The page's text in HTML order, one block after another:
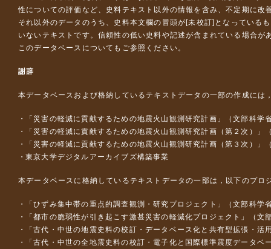
性についての評価など、史料テキスト以外の情報を含み、不定期に改
それ以外のデータのうち、史料本文欄の冒頭が[未校訂]となっている
いないテキストです。信頼性の低い史料や記述が含まれている場合が
このデータベースについて もご参照ください。
謝辞
本データベースおよび格納しているテキストデータの一部の作成には
「災害の軽減に貢献するための地震火山観測研究計画」（文部科学
「災害の軽減に貢献するための地震火山観測研究計画（第２次）」
「災害の軽減に貢献するための地震火山観測研究計画（第３次）」
東京大学デジタルアーカイブズ構築事業
本データベースに格納しているテキストデータの一部は，以下のプロ
「ひずみ集中帯の重点的調査観測・研究プロジェクト」（文部科
「都市の脆弱性が引き起こす激甚災害の軽減化プロジェクト」（
「古代・中世の地震史料の校訂・データベース化と共有型拡張・
「古代・中世の全地震史料の校訂・電子化と国際標準震度データ